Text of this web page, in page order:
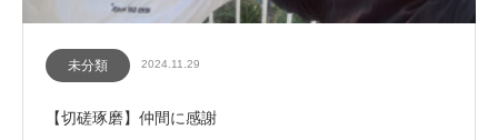
未分類 2024.11.29
【切磋琢磨】仲間に感謝